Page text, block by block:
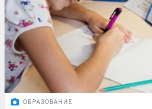
ОБРАЗОВАНИЕ